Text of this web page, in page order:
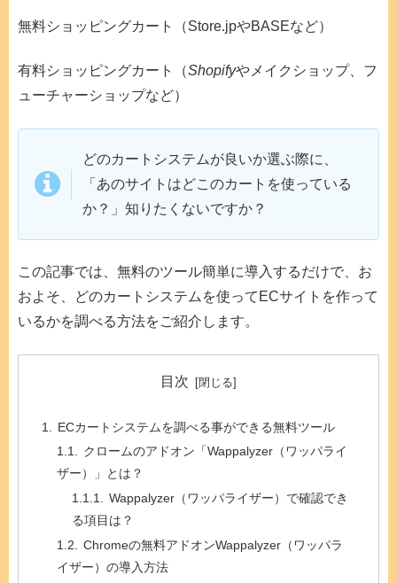
無料ショッピングカート（Store.jpやBASEなど）
有料ショッピングカート（Shopifyやメイクショップ、フ
ューチャーショップなど）
どのカートシステムが良いか選ぶ際に、
「あのサイトはどこのカートを使っている
か？」知りたくないですか？
この記事では、無料のツール簡単に導入するだけで、お
およそ、どのカートシステムを使ってECサイトを作って
いるかを調べる方法をご紹介します。
目次
ECカートシステムを調べる事ができる無料ツール
クロームのアドオン「Wappalyzer（ワッパライ
ザー）」とは？
Wappalyzer（ワッパライザー）で確認でき
る項目は？
Chromeの無料アドオンWappalyzer（ワッパラ
イザー）の導入方法